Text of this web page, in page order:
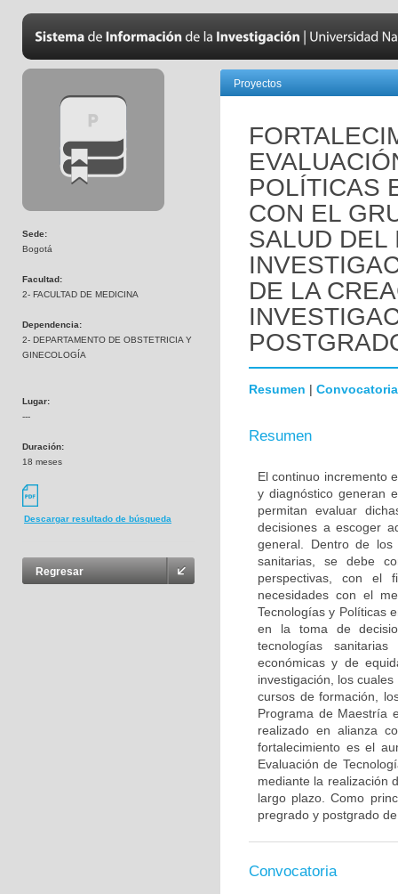
Sede:
Bogotá
Facultad:
2- FACULTAD DE MEDICINA
Dependencia:
2- DEPARTAMENTO DE OBSTETRICIA Y
GINECOLOGÍA
Lugar:
---
Duración:
18 meses
Descargar resultado de búsqueda
Regresar
Proyectos
POLÍTICAS
CON EL
SALUD DEL
DE LA
Resumen | Convocatoria
Resumen
El continuo incremento
y diagnóstico generan
permitan evaluar
decisiones a escoger
general. Dentro de los
sanitarias, se debe
perspectivas, con el
necesidades con el
Tecnologías y Políticas
en la toma de
tecnologías
económicas y de
investigación, los
cursos de formación,
Programa de Maestría
realizado en alianza
fortalecimiento es el
Evaluación de
mediante la realización
largo plazo. Como
pregrado y postgrado
Convocatoria